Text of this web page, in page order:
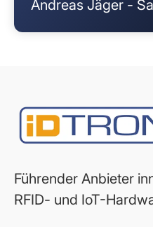
Andreas Jäger -
Führender Anbieter
RFID- und IoT-